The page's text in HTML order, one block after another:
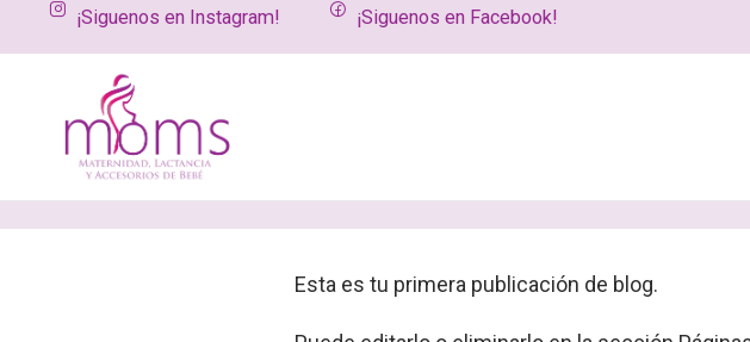
¡Siguenos en Instagram! ¡Siguenos en Facebook!
Post Entrada del Blog
Esta es tu primera publicación de blog.